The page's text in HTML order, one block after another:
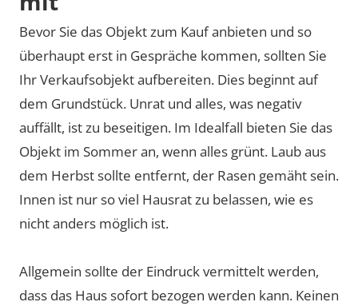
Bevor Sie das Objekt zum Kauf anbieten und so
überhaupt erst in Gespräche kommen, sollten Sie
Ihr Verkaufsobjekt aufbereiten. Dies beginnt auf
dem Grundstück. Unrat und alles, was negativ
auffällt, ist zu beseitigen. Im Idealfall bieten Sie das
Objekt im Sommer an, wenn alles grünt. Laub aus
dem Herbst sollte entfernt, der Rasen gemäht sein.
Innen ist nur so viel Hausrat zu belassen, wie es
nicht anders möglich ist.
Allgemein sollte der Eindruck vermittelt werden,
dass das Haus sofort bezogen werden kann. Keinen